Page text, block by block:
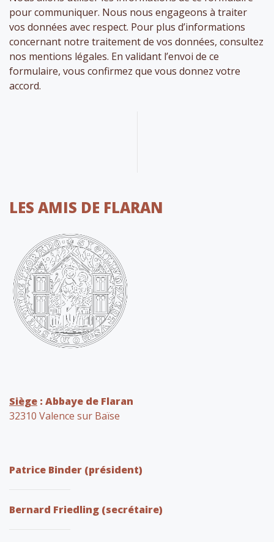
pour communiquer. Nous nous engageons à traiter
vos données avec respect. Pour plus d’informations
concernant notre traitement de vos données, consultez
nos mentions légales. En validant l’envoi de ce
formulaire, vous confirmez que vous donnez votre
accord.
LES AMIS DE FLARAN
Siège : Abbaye de Flaran
32310 Valence sur Baïse
Patrice Binder (président)
Bernard Friedling (secrétaire)